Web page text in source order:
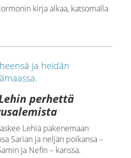
kirja alkaa, katsomalla
perhettä
Lehiä pakenemaan
Sarian ja neljän poikansa –
ja Nefin – kanssa.